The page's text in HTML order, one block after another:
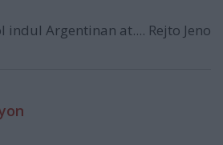
indul Argentinan at.... Rejto Jeno